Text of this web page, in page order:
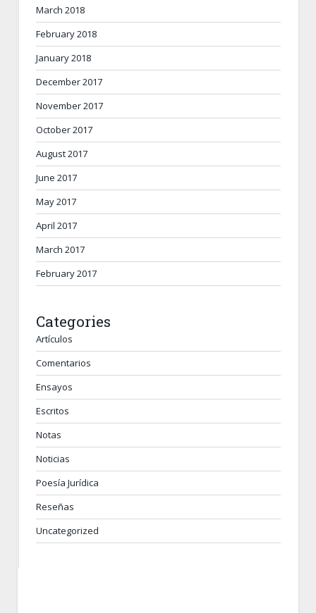
March 2018
February 2018
January 2018
December 2017
November 2017
October 2017
August 2017
June 2017
May 2017
April 2017
March 2017
February 2017
Categories
Artículos
Comentarios
Ensayos
Escritos
Notas
Noticias
Poesía Jurídica
Reseñas
Uncategorized